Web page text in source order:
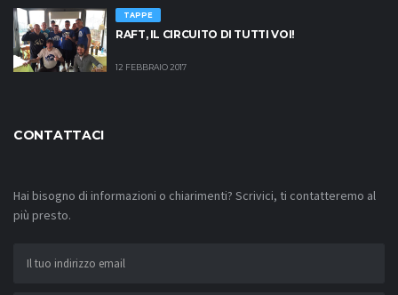
TAPPE
RAFT, IL CIRCUITO DI TUTTI VOI!
12 FEBBRAIO 2017
CONTATTACI
Hai bisogno di informazioni o chiarimenti? Scrivici, ti contatteremo al
più presto.